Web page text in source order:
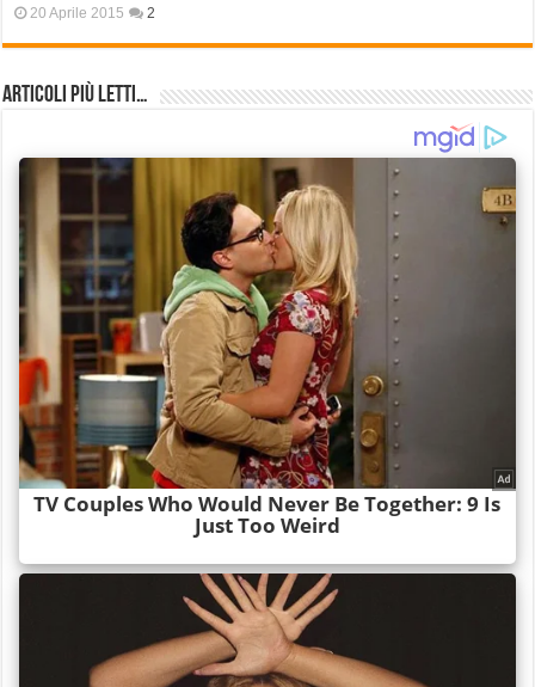
20 Aprile 2015 2
Articoli più Letti…